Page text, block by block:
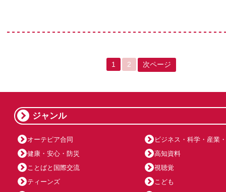
1 2 次ページ
ジャンル
オーテピア合同
ビジネス・科学・産業
健康・安心・防災
高知資料
ことばと国際交流
視聴覚
ティーンズ
こども